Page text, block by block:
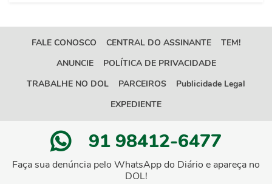
FALE CONOSCO CENTRAL DO ASSINANTE
TEM!
ANUNCIE
POLÍTICA DE PRIVACIDADE
TRABALHE NO DOL
PARCEIROS
Publicidade Legal
EXPEDIENTE
91 98412-6477
Faça sua denúncia pelo WhatsApp do Diário e apareça no
DOL!